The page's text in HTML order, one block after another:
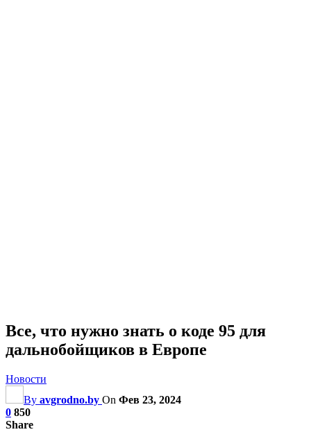
Все, что нужно знать о коде 95 для
дальнобойщиков в Европе
Новости
By avgrodno.by On Фев 23, 2024
0 850
Share